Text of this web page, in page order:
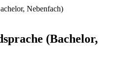
Nebenfach)
(Bachelor,